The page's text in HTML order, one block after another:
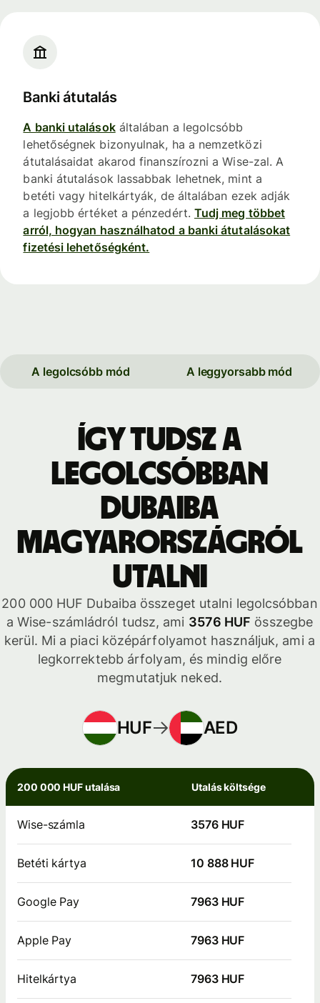
Banki átutalás
A banki utalásokáltalában a legolcsóbb
lehetőségnek bizonyulnak, ha a nemzetközi
átutalásaidat akarod finanszírozni a Wise-zal. A
banki átutalások lassabbak lehetnek, mint a
betéti vagy hitelkártyák, de általában ezek adják
a legjobb értéket a pénzedért. Tudj meg többet
arról, hogyan használhatod a banki átutalásokat
fizetési lehetőségként.
A legolcsóbb mód A leggyorsabb mód
Így tudsz a
legolcsóbban
Dubaiba
Magyarországról
utalni
200 000 HUF Dubaiba összeget utalni legolcsóbban
a Wise-számládról tudsz, ami 3576 HUF összegbe
kerül. Mi a piaci középárfolyamot használjuk, ami a
legkorrektebb árfolyam, és mindig előre
megmutatjuk neked.
HUF AED
200 000 HUF utalása Utalás költsége
Wise-számla 3576 HUF
Betéti kártya 10 888 HUF
Google Pay 7963 HUF
Apple Pay 7963 HUF
Hitelkártya 7963 HUF